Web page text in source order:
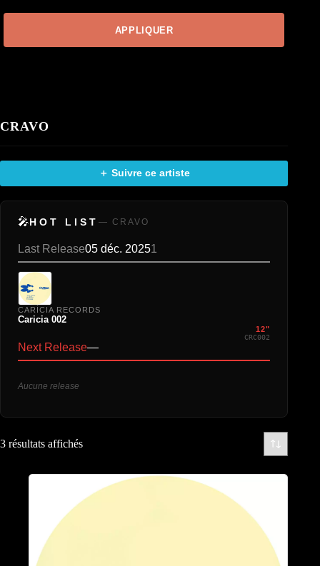
CRAVO
＋ Suivre ce artiste
🎤HOT LIST — CRAVO
Last Release05 déc. 20251
CARÍCIA RECORDS
Caricia 002
12"
CRC002
Next Release—
Aucune release
3 résultats affichés
APPLIQUER